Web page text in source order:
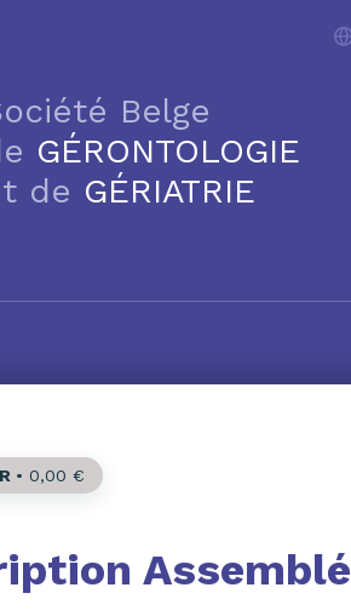
Belge
GÉRONTOLOGIE
de GÉRIATRIE
• 0,00 €